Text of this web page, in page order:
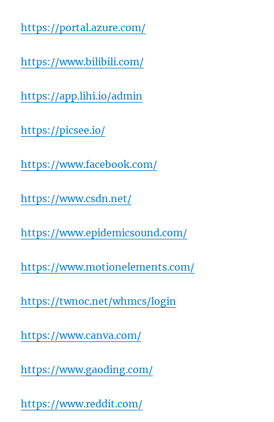
https://portal.azure.com/
https://www.bilibili.com/
https://app.lihi.io/admin
https://picsee.io/
https://www.facebook.com/
https://www.csdn.net/
https://www.epidemicsound.com/
https://www.motionelements.com/
https://twnoc.net/whmcs/login
https://www.canva.com/
https://www.gaoding.com/
https://www.reddit.com/